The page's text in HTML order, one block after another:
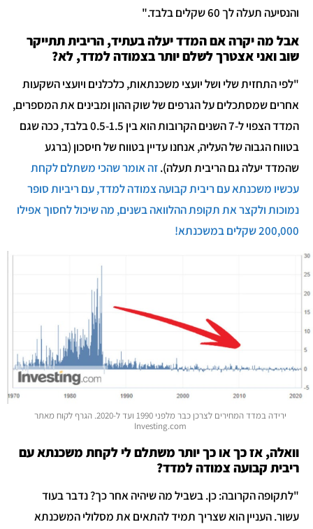
והנסיעה תעלה לך 60 שקלים בלבד."
אבל מה יקרה אם המדד יעלה בעתיד, הריבית תתייקר
שוב ואני אצטרך לשלם יותר בצמודה למדד, לא?
"לפי התחזית שלי ושל יועצי משכנתאות, כלכלנים ויועצי השקעות
אחרים שמסתכלים על הגרפים של שוק ההון ומבינים את המספרים,
המדד הצפוי ל-7 השנים הקרובות הוא בין 0.5-1.5 בלבד, ככה שגם
בטווח הגבוה של העליה, אנחנו עדיין בטווח של חיסכון (ברגע
שהמדד יעלה גם הריבית תעלה).זה אומר שהכי משתלם לקחת
עכשיו משכנתא עם ריבית קבועה צמודה למדד, עם ריביות סופר
נמוכות ולקצר את תקופת ההלוואה בשנים, מה שיכול לחסוך אפילו
200,000 שקלים במשכנתא!
ירידה במדד המחירים לצרכן כבר מלפני 1990 ועד ל-2020. הגרף לקוח מאתר
Investing.com
וואלה, אז כך או כך יותר משתלם לי לקחת משכנתא עם
ריבית קבועה צמודה למדד?
"לתקופה הקרובה: כן. בשביל מה שיהיה אחר כך? נדבר בעוד
עשור. העניין הוא שצריך תמיד להתאים את מסלולי המשכנתא